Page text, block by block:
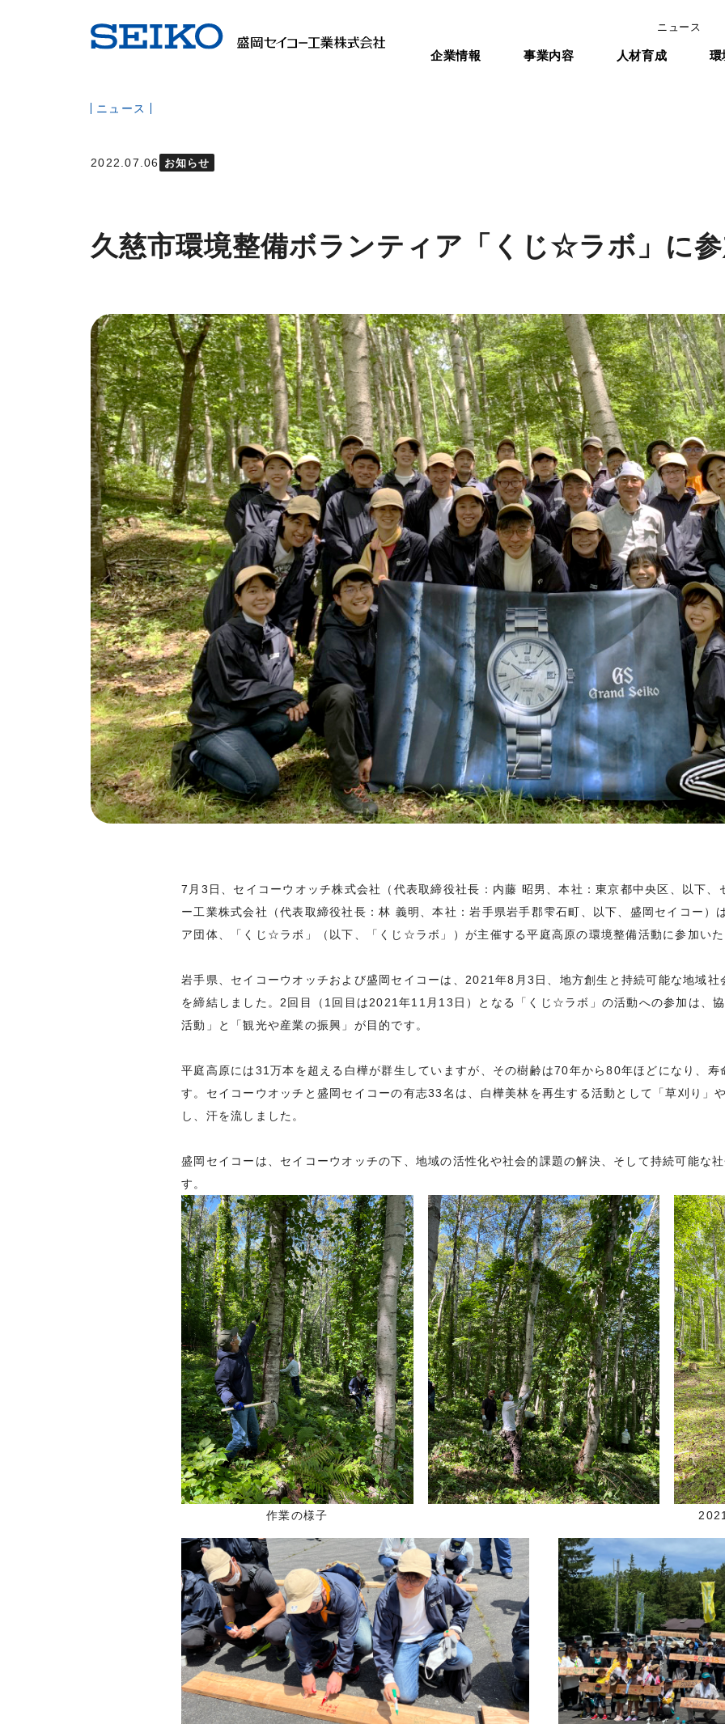
ニュース
企業情報 事業内容 人材育成 環
ニュース
2022.07.06 お知らせ
久慈市環境整備ボランティア「くじ☆ラボ」に
7月3日、セイコーウオッチ株式会社（代表取締役社長：内藤 昭男、本社：東京都中央区、以下、
ー工業株式会社（代表取締役社長：林 義明、本社：岩手県岩手郡雫石町、以下、盛岡セイコー）
ア団体、「くじ☆ラボ」（以下、「くじ☆ラボ」）が主催する平庭高原の環境整備活動に参加い
岩手県、セイコーウオッチおよび盛岡セイコーは、2021年8月3日、地方創生と持続可能な地域
を締結しました。2回目（1回目は2021年11月13日）となる「くじ☆ラボ」の活動への参加は、
活動」と「観光や産業の振興」が目的です。
平庭高原には31万本を超える白樺が群生していますが、その樹齢は70年から80年ほどになり、
す。セイコーウオッチと盛岡セイコーの有志33名は、白樺美林を再生する活動として「草刈り」
し、汗を流しました。
盛岡セイコーは、セイコーウオッチの下、地域の活性化や社会的課題の解決、そして持続可能な
す。
作業の様子